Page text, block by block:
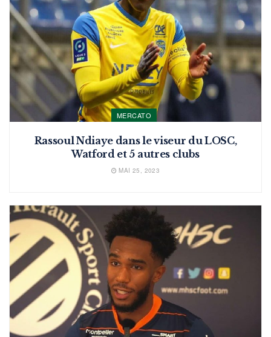
MERCATO
Rassoul Ndiaye dans le viseur du LOSC,
Watford et 5 autres clubs
MAI 25, 2023